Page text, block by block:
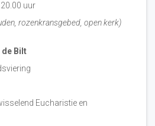
uur
rozenkransgebed, open kerk)
de Bilt
Eucharistie en